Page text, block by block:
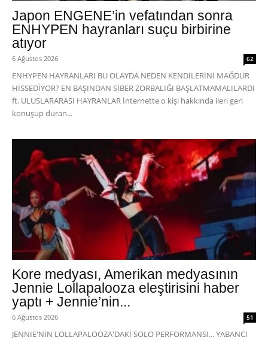
Japon ENGENE’in vefatından sonra
ENHYPEN hayranları suçu birbirine
atıyor
6 Ağustos 2026 62
ENHYPEN HAYRANLARI BU OLAYDA NEDEN KENDİLERİNİ MAĞDUR
HİSSEDİYOR? EN BAŞINDAN SİBER ZORBALIĞI BAŞLATMAMALILARDI
ft. ULUSLARARASI HAYRANLAR İnternette o kişi hakkında ileri geri
konuşup duran...
Kore medyası, Amerikan medyasının
Jennie Lollapalooza eleştirisini haber
yaptı + Jennie’nin...
6 Ağustos 2026 51
JENNIE'NİN LOLLAPALOOZA'DAKİ SOLO PERFORMANSI... YABANCI